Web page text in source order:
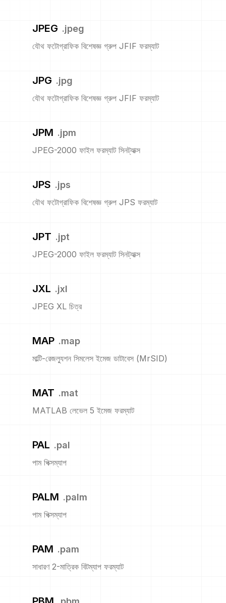
JPEG .jpeg
যৌথ ফটোগ্রাফিক বিশেষজ্ঞ গ্রুপ JFIF ফরম্যাট
JPG .jpg
যৌথ ফটোগ্রাফিক বিশেষজ্ঞ গ্রুপ JFIF ফরম্যাট
JPM .jpm
JPEG-2000 ফাইল ফরম্যাট সিনট্যাক্স
JPS .jps
যৌথ ফটোগ্রাফিক বিশেষজ্ঞ গ্রুপ JPS ফরম্যাট
JPT .jpt
JPEG-2000 ফাইল ফরম্যাট সিনট্যাক্স
JXL .jxl
JPEG XL চিত্র
MAP .map
মাল্টি-রেজল্যুশন সিমলেস ইমেজ ডাটাবেস (MrSID)
MAT .mat
MATLAB লেভেল 5 ইমেজ ফরম্যাট
PAL .pal
পাম পিক্সম্যাপ
PALM .palm
পাম পিক্সম্যাপ
PAM .pam
সাধারণ 2-মাত্রিক বিটম্যাপ ফরম্যাট